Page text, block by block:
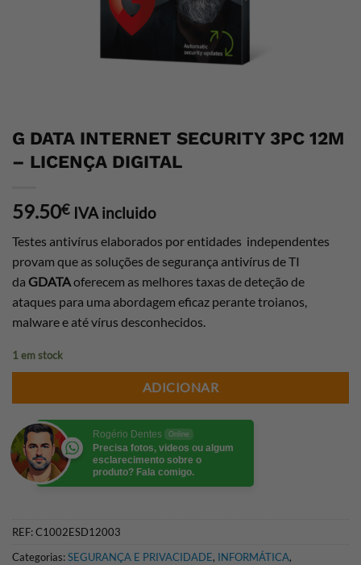
G DATA INTERNET SECURITY 3PC 12M
– LICENÇA DIGITAL
59.50€ IVA incluido
Testes antivírus elaborados por entidades independentes
provam que as soluções de segurança antivírus de TI
da GDATAoferecem as melhores taxas de deteção de
ataques para uma abordagem eficaz perante troianos,
malware e até vírus desconhecidos.
1 em stock
ADICIONAR
Rogério Dentes Online
Precisa fotos, videos ou algum
esclarecimento sobre o
produto? Fala comigo.
REF:C1002ESD12003
Categorias:SEGURANÇA E PRIVACIDADE, INFORMÁTICA,